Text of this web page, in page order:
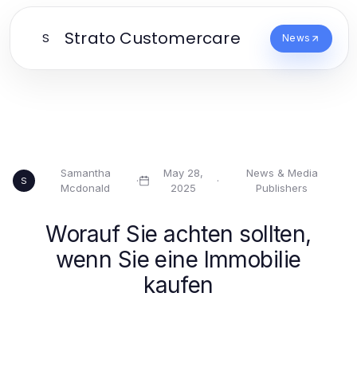
S Strato Customercare News
S
Samantha
Mcdonald
·
May 28,
2025
·
News & Media
Publishers
Worauf Sie achten sollten,
wenn Sie eine Immobilie
kaufen